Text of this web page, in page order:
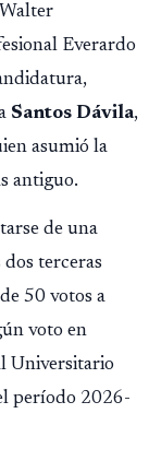
Everardo
Santos Dávila,
asumió la
antiguo.
de una
terceras
50 votos a
voto en
Universitario
período 2026-